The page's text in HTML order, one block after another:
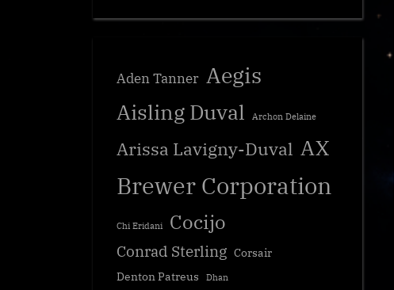
Aden Tanner Aegis
Aisling Duval Archon Delaine
Arissa Lavigny-Duval AX
Brewer Corporation
Chi Eridani Cocijo
Conrad Sterling Corsair
Denton Patreus
Dhan